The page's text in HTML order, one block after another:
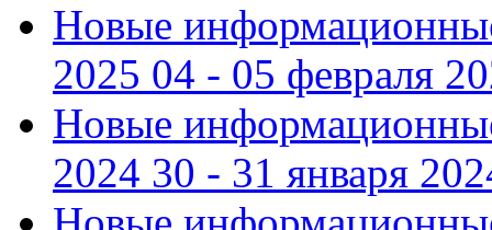
Новые
2025 04 - 05 февраля
Новые
2024 30 - 31 января